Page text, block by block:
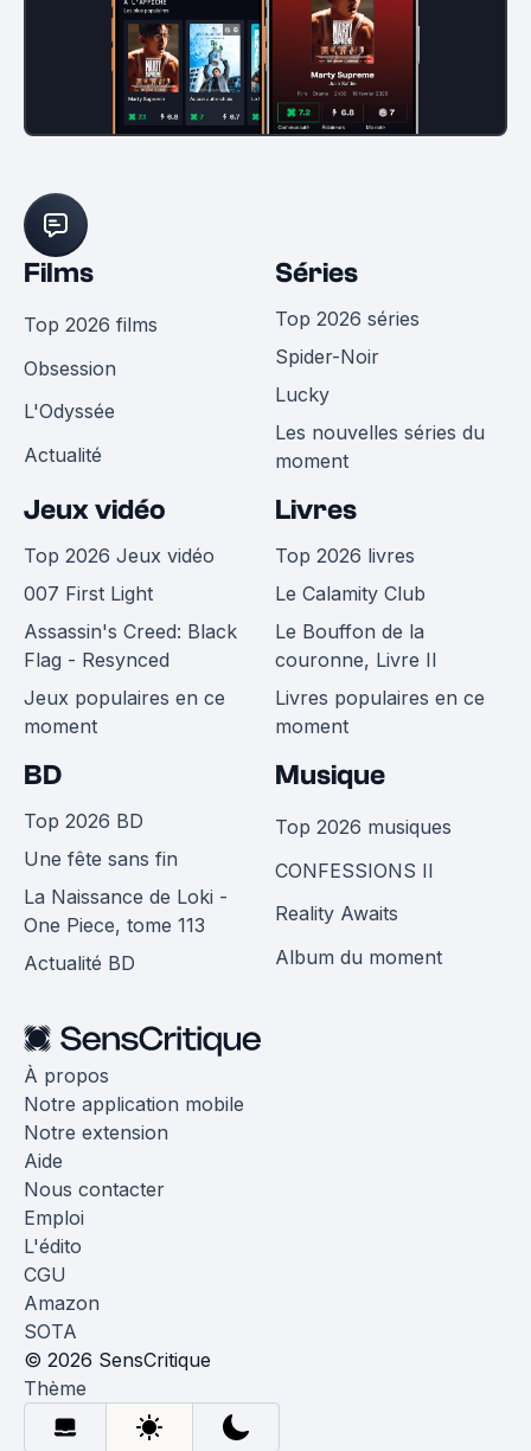
Films
Top 2026 films
Obsession
L'Odyssée
Actualité
Séries
Top 2026 séries
Spider-Noir
Lucky
Les nouvelles séries du
moment
Jeux vidéo
Top 2026 Jeux vidéo
007 First Light
Assassin's Creed: Black
Flag - Resynced
Jeux populaires en ce
moment
Livres
Top 2026 livres
Le Calamity Club
Le Bouffon de la
couronne, Livre II
Livres populaires en ce
moment
BD
Top 2026 BD
Une fête sans fin
La Naissance de Loki -
One Piece, tome 113
Actualité BD
Musique
Top 2026 musiques
CONFESSIONS II
Reality Awaits
Album du moment
À propos
Notre application mobile
Notre extension
Aide
Nous contacter
Emploi
L'édito
CGU
Amazon
SOTA
© 2026 SensCritique
Thème